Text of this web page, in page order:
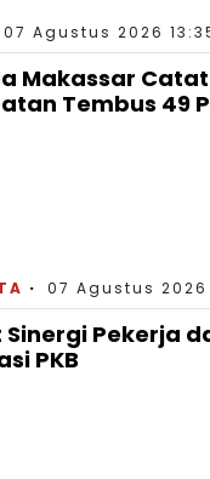
07 Agustus 2026
Makassar Catat
Tembus 49
07 Agustus 2026
Pekerja
PKB